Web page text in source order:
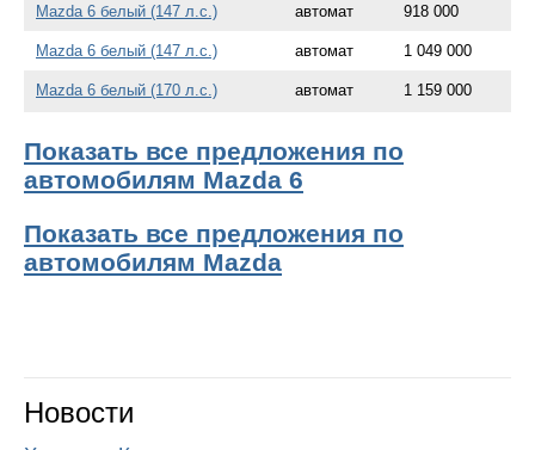
Mazda 6 белый (147 л.с.) автомат 918 000
Mazda 6 белый (147 л.с.) автомат 1 049 000
Mazda 6 белый (170 л.с.) автомат 1 159 000
Показать все предложения по
автомобилям Mazda 6
Показать все предложения по
автомобилям Mazda
Новости